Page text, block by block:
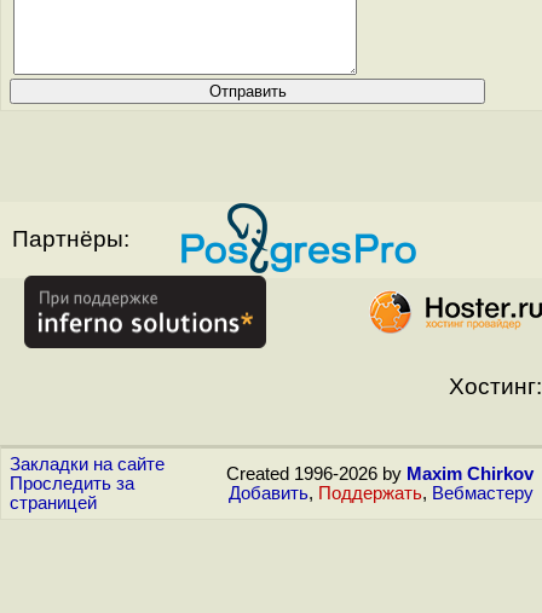
Партнёры:
Хостинг:
Закладки на сайте
Проследить за
страницей
Created 1996-2026 by Maxim Chirkov
Добавить, Поддержать, Вебмастеру